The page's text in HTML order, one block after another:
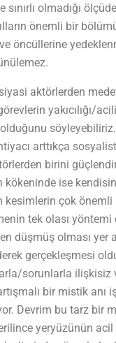
sınırlı olmadığı
önemli bir
öncüllerine
aktörlerden
yakıcılığı/
olduğunu
arttıkça
birini
kökeninde ise
kesimlerin çok
tek olası
düşmüş olması yer
gerçekleşmesi
sorunlarla ilişkisiz
bir mistik anı
Devrim bu tarz bir
yeryüzünün acil